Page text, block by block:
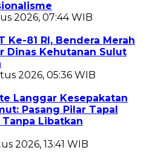
2026, 07:44 WIB
Ke-81 RI, Bendera Merah
Dinas Kehutanan Sulut
2026, 05:36 WIB
Langgar Kesepakatan
Pasang Pilar Tapal
Tanpa Libatkan
2026, 13:41 WIB